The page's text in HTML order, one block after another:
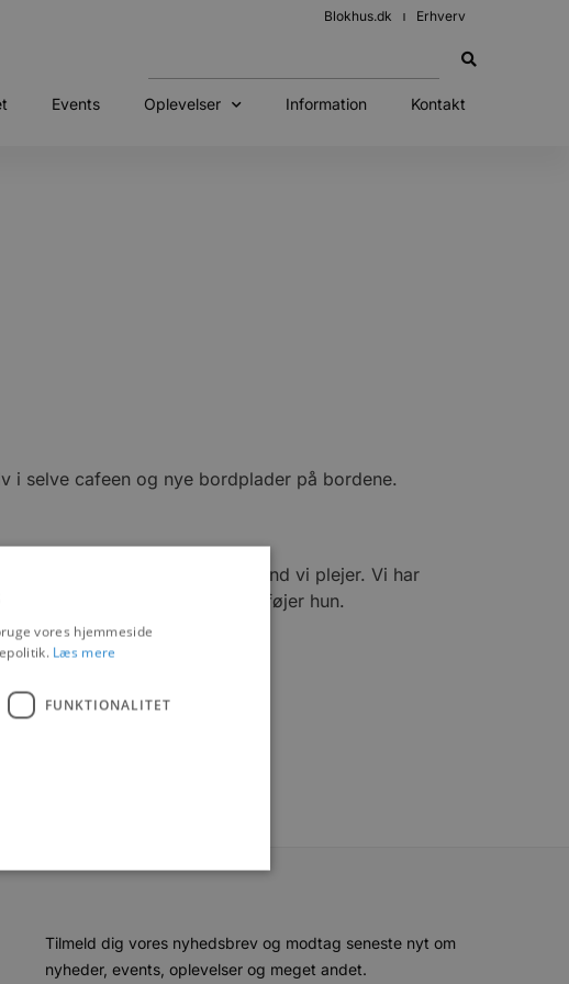
Blokhus.dk Erhverv
Events Oplevelser Information Kontakt
i selve cafeen og nye bordplader på bordene.
men vi har haft mere travlt, end vi plejer. Vi har
når det gælder take-away, tilføjer hun.
Tilmeld dig vores nyhedsbrev og modtag seneste nyt om
nyheder, events, oplevelser og meget andet.
vores hjemmeside
Læs mere
FUNKTIONALITET
og kontoadministration. Hjemmesiden